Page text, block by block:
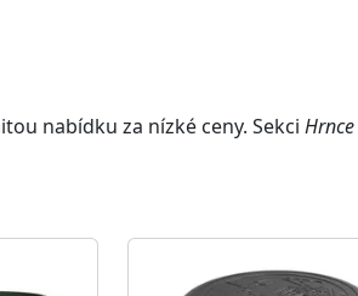
nabídku za nízké ceny. Sekci Hrnce